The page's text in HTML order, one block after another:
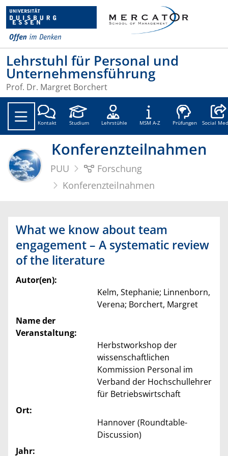
Lehrstuhl für Personal und
Unternehmensführung
Prof. Dr. Margret Borchert
Kontakt Studium Lehrstühle MSM A-Z Prüfungen Social
Konferenzteilnahmen
PUU
Forschung
Konferenzteilnahmen
What we know about team
engagement – A systematic review
of the literature
Autor(en):
Kelm, Stephanie; Linnenborn,
Verena; Borchert, Margret
Name der
Veranstaltung:
Herbstworkshop der
wissenschaftlichen
Kommission Personal im
Verband der Hochschullehrer
für Betriebswirtschaft
Ort:
Hannover (Roundtable-
Discussion)
Jahr: